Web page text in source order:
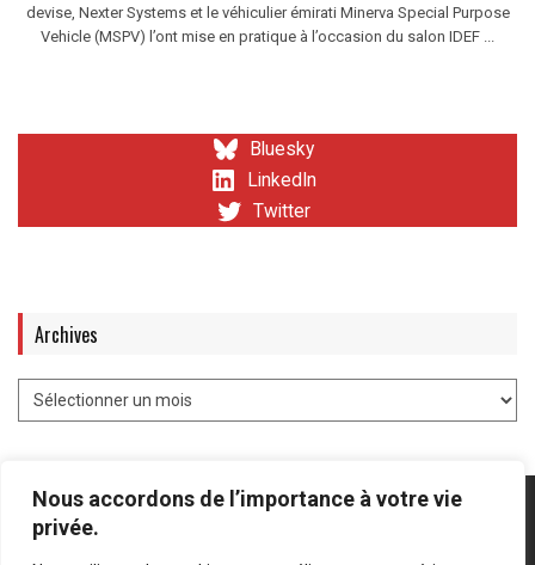
Nous accordons de l’importance à votre vie
privée.
devise, Nexter Systems et le véhiculier émirati Minerva Special Purpose
Vehicle (MSPV) l’ont mise en pratique à l’occasion du salon IDEF ...
Bluesky
LinkedIn
Twitter
Archives